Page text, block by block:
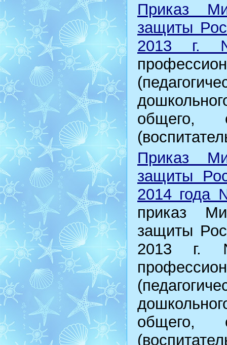
Приказ
защиты
2013
общего,
Приказ
защиты
2014 года
приказ
защиты
2013 г.
общего,